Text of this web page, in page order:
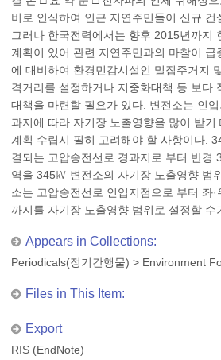
비로 인식하여 인근 지연주민들이 신규 건
그러나 한국전력에서는 향후 2015년까지
계획이 있어 관련 지연주민과의 마찰이 급
에 대비하여 환경민감시설인 밀집주거지
격거리를 설정하거나 지중화대책 등 보다
대책을 마련할 필요가 있다. 변전소는 인
과지에 따라 자기장 노출영향을 많이 받기
계획 수립시 필히 고려해야 할 사항이다.
결되는 고압송전선로 경과지로 부터 반경
역을 345㎸ 변전소의 자기장 노출영향 범
소는 고압송전선로 인입지점으로 부터 좌
까지를 자기장 노출영향 범위로 설정할 수
Appears in Collections:
Periodicals(정기간행물) > Environment
Files in This Item:
Export
RIS (EndNote)